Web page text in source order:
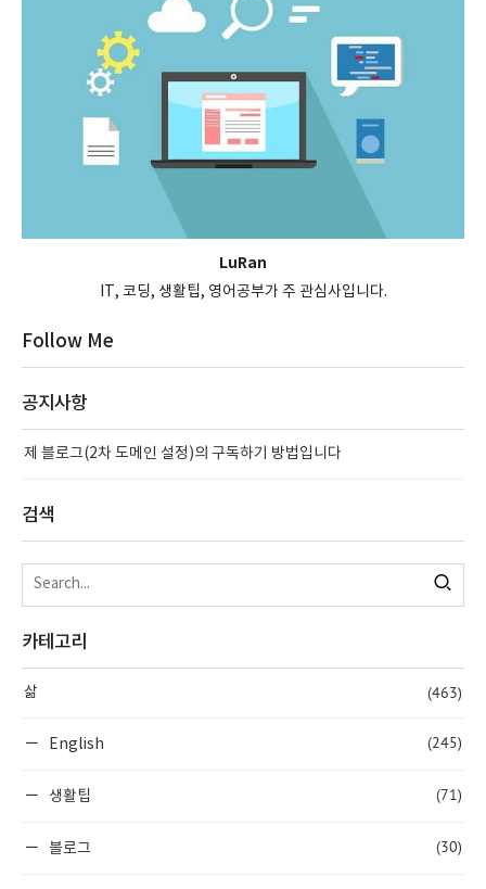
LuRan
IT, 코딩, 생활팁, 영어공부가 주 관심사입니다.
Follow Me
공지사항
제 블로그(2차 도메인 설정)의 구독하기 방법입니다
검색
카테고리
삶 (463)
English (245)
생활팁 (71)
블로그 (30)